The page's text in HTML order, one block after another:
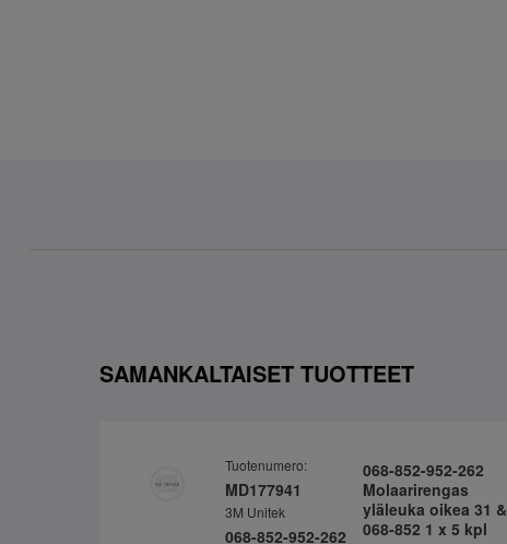
SAMANKALTAISET TUOTTEET
Tuotenumero:
MD177941
3M Unitek
068-852-952-262
068-852-952-262
Molaarirengas
yläleuka oikea 31 &
068-852 1 x 5 kpl